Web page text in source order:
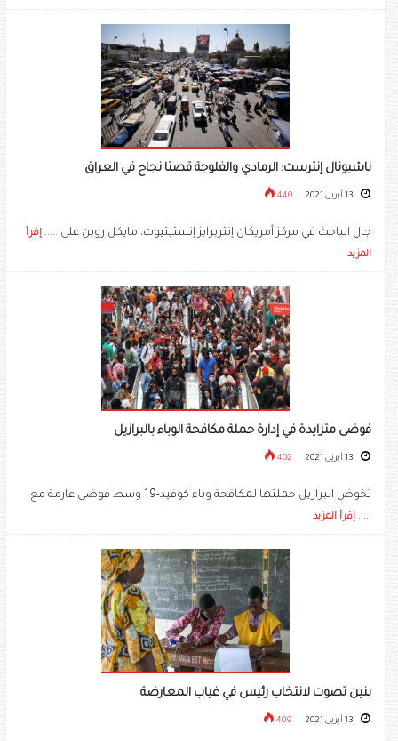
ناشيونال إنترست: الرمادي والفلوجة قصتا نجاح في العراق
440
جال الباحث في مركز أمريكان إنتربرايز إنستيتيوت، مايكل روبن على ..... إقرأ
المزيد
فوضى متزايدة في إدارة حملة مكافحة الوباء بالبرازيل
402
تخوض البرازيل حملتها لمكافحة وباء كوفيد-19 وسط فوضى عارمة مع
..... إقرأ المزيد
بنين تصوت لانتخاب رئيس في غياب المعارضة
409